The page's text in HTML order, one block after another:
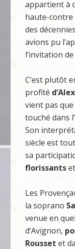
appartient à
haute-
des
avions pu
l’invitation de
C’est plutôt
profité
vient pas que
touché dans
Son
siècle est
sa
florissantset
Les
la soprano
venue en
d’Avignon,
Rousset et